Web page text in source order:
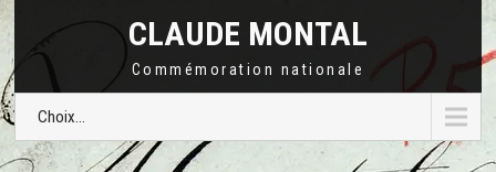
CLAUDE MONTAL
Commémoration nationale
Choix...